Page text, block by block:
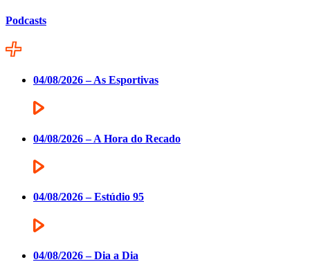
Podcasts
04/08/2026 – As Esportivas
04/08/2026 – A Hora do Recado
04/08/2026 – Estúdio 95
04/08/2026 – Dia a Dia